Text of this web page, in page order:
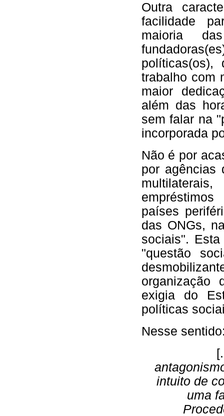
Outra
facilidade
maioria
políticas(os),
trabalho com
maior
além das
sem falar na
incorporada
Não é por
por agências
países
das ONGs,
sociais".
"questão
organização
exigia do
políticas
Nesse
intuito de
uma